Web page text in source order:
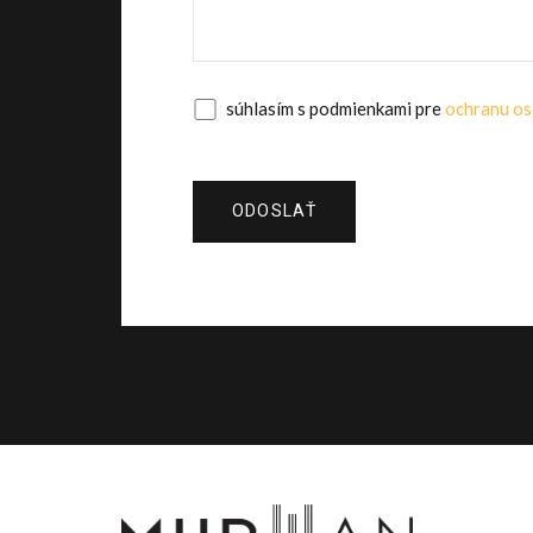
súhlasím s podmienkami preochranu